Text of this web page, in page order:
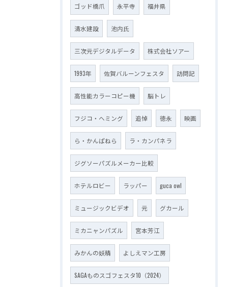
ゴッド橋爪 永平寺 福井県
清水建設 池内氏
三次元デジタルデータ 株式会社ソアー
1993年 佐賀バルーンフェスタ 訪問記
高性能カラーコピー機 脳トレ
フジコ・ヘミング 追悼 徳永 映画
ら・かんぱねら ラ・カンパネラ
ジグソーパズルメーカー比較
ホテルロビー ラッパー guca owl
ミュージックビデオ 元 グカール
ミカニャンパズル 宮本芳江
みかんの妖精 よしえマン工房
SAGAものスゴフェスタ10（2024）